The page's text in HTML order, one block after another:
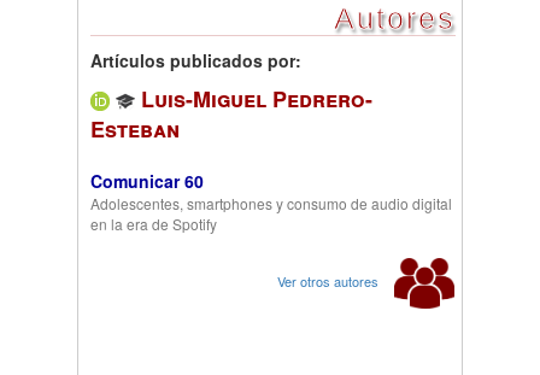
Autores
Artículos publicados por:
Luis-Miguel Pedrero-
Esteban
Comunicar 60
Adolescentes, smartphones y consumo de audio digital
en la era de Spotify
Ver otros autores